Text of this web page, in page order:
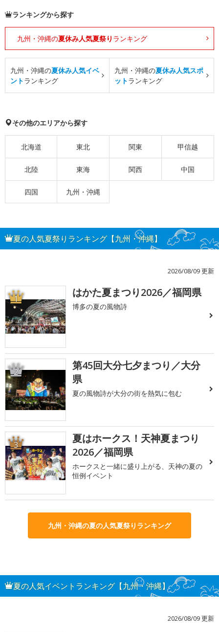
ランキングから探す
九州・沖縄の夏休み人気夏祭り ランキング
九州・沖縄の夏休み人気イベ
ントランキング
九州・沖縄の夏休み人気スポ
ットランキング
その他のエリアから探す
北海道 東北 関東 甲信越
北陸 東海 関西 中国
四国 九州・沖縄
夏の人気夏祭りランキング【九州・沖縄】
2026/08/09 更新
1 はかた夏まつり2026／福岡県
博多の夏の風物詩
2
第45回大分七夕まつり／大分
県
夏の風物詩が大分の街を熱気に包む
3
夏はホークス！天神夏まつり
2026／福岡県
ホークスと一緒に盛り上がる、天神の夏の
恒例イベント
九州・沖縄の夏の人気夏祭りランキング
夏の人気イベントランキング【九州・沖縄】
2026/08/09 更新